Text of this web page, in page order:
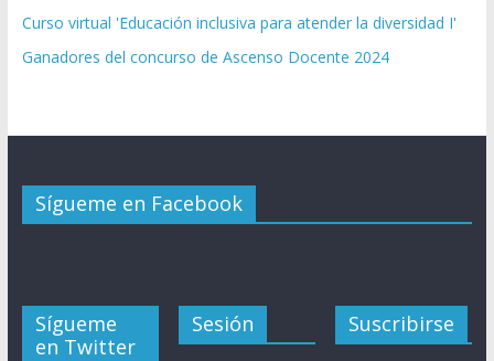
Curso virtual 'Educación inclusiva para atender la diversidad I'
Ganadores del concurso de Ascenso Docente 2024
Sígueme en Facebook
Sígueme
en Twitter
Sesión Suscribirse